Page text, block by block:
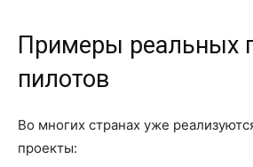
Примеры реальных
пилотов
Во многих странах уже
проекты: